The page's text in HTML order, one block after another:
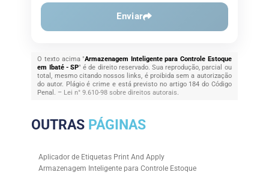
Enviar
O texto acima "Armazenagem Inteligente para Controle Estoque
em Ibaté - SP" é de direito reservado. Sua reprodução, parcial ou
total, mesmo citando nossos links, é proibida sem a autorização
do autor. Plágio é crime e está previsto no artigo 184 do Código
Penal. – Lei n° 9.610-98 sobre direitos autorais.
OUTRAS PÁGINAS
Aplicador de Etiquetas Print And Apply
Armazenagem Inteligente para Controle Estoque